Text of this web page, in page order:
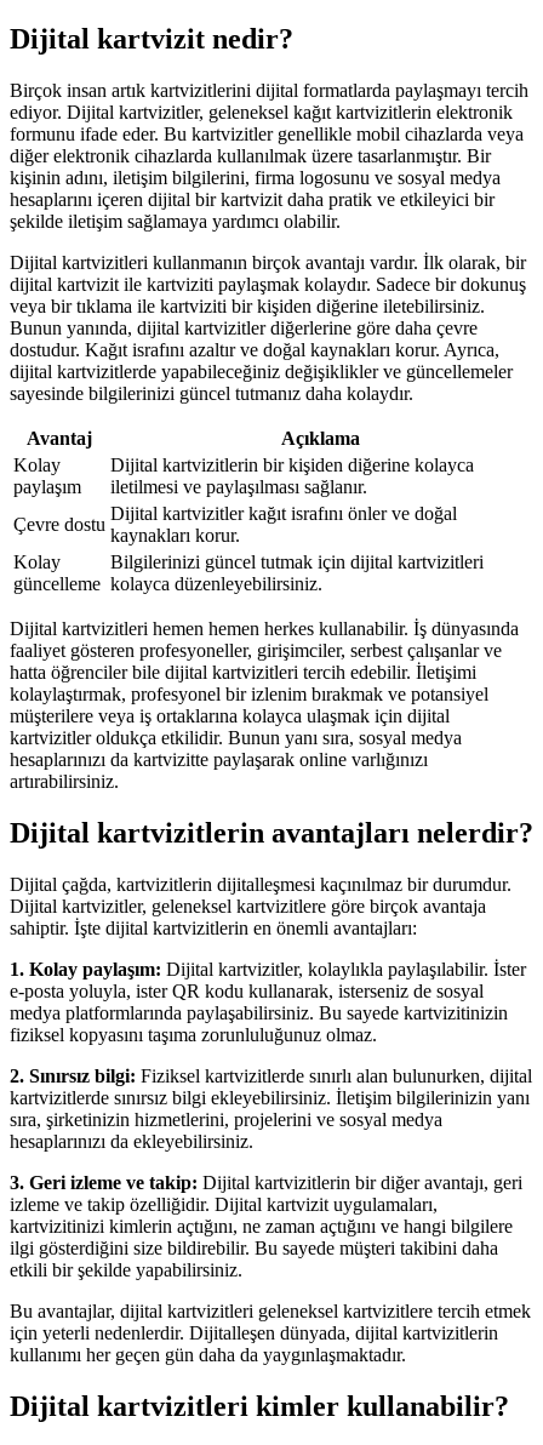
Dijital kartvizit nedir?
Birçok insan artık kartvizitlerini dijital formatlarda paylaşmayı tercih
ediyor. Dijital kartvizitler, geleneksel kağıt kartvizitlerin elektronik
formunu ifade eder. Bu kartvizitler genellikle mobil cihazlarda veya
diğer elektronik cihazlarda kullanılmak üzere tasarlanmıştır. Bir
kişinin adını, iletişim bilgilerini, firma logosunu ve sosyal medya
hesaplarını içeren dijital bir kartvizit daha pratik ve etkileyici bir
şekilde iletişim sağlamaya yardımcı olabilir.
Dijital kartvizitleri kullanmanın birçok avantajı vardır. İlk olarak, bir
dijital kartvizit ile kartviziti paylaşmak kolaydır. Sadece bir dokunuş
veya bir tıklama ile kartviziti bir kişiden diğerine iletebilirsiniz.
Bunun yanında, dijital kartvizitler diğerlerine göre daha çevre
dostudur. Kağıt israfını azaltır ve doğal kaynakları korur. Ayrıca,
dijital kartvizitlerde yapabileceğiniz değişiklikler ve güncellemeler
sayesinde bilgilerinizi güncel tutmanız daha kolaydır.
Avantaj
Açıklama
Kolay
paylaşım
Dijital kartvizitlerin bir kişiden diğerine kolayca
iletilmesi ve paylaşılması sağlanır.
Çevre dostu
Dijital kartvizitler kağıt israfını önler ve doğal
kaynakları korur.
Kolay
güncelleme
Bilgilerinizi güncel tutmak için dijital kartvizitleri
kolayca düzenleyebilirsiniz.
Dijital kartvizitleri hemen hemen herkes kullanabilir. İş dünyasında
faaliyet gösteren profesyoneller, girişimciler, serbest çalışanlar ve
hatta öğrenciler bile dijital kartvizitleri tercih edebilir. İletişimi
kolaylaştırmak, profesyonel bir izlenim bırakmak ve potansiyel
müşterilere veya iş ortaklarına kolayca ulaşmak için dijital
kartvizitler oldukça etkilidir. Bunun yanı sıra, sosyal medya
hesaplarınızı da kartvizitte paylaşarak online varlığınızı
artırabilirsiniz.
Dijital kartvizitlerin avantajları nelerdir?
Dijital çağda, kartvizitlerin dijitalleşmesi kaçınılmaz bir durumdur.
Dijital kartvizitler, geleneksel kartvizitlere göre birçok avantaja
sahiptir. İşte dijital kartvizitlerin en önemli avantajları:
1. Kolay paylaşım: Dijital kartvizitler, kolaylıkla paylaşılabilir. İster
e-posta yoluyla, ister QR kodu kullanarak, isterseniz de sosyal
medya platformlarında paylaşabilirsiniz. Bu sayede kartvizitinizin
fiziksel kopyasını taşıma zorunluluğunuz olmaz.
2. Sınırsız bilgi: Fiziksel kartvizitlerde sınırlı alan bulunurken, dijital
kartvizitlerde sınırsız bilgi ekleyebilirsiniz. İletişim bilgilerinizin yanı
sıra, şirketinizin hizmetlerini, projelerini ve sosyal medya
hesaplarınızı da ekleyebilirsiniz.
3. Geri izleme ve takip: Dijital kartvizitlerin bir diğer avantajı, geri
izleme ve takip özelliğidir. Dijital kartvizit uygulamaları,
kartvizitinizi kimlerin açtığını, ne zaman açtığını ve hangi bilgilere
ilgi gösterdiğini size bildirebilir. Bu sayede müşteri takibini daha
etkili bir şekilde yapabilirsiniz.
Bu avantajlar, dijital kartvizitleri geleneksel kartvizitlere tercih etmek
için yeterli nedenlerdir. Dijitalleşen dünyada, dijital kartvizitlerin
kullanımı her geçen gün daha da yaygınlaşmaktadır.
Dijital kartvizitleri kimler kullanabilir?